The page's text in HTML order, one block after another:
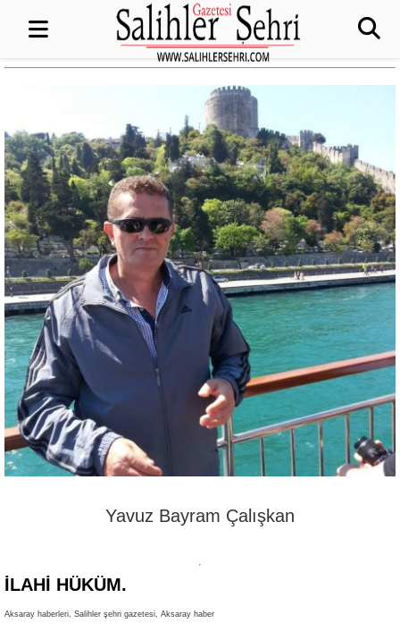
Yavuz Bayram Çalışkan
İLAHİ HÜKÜM.
Aksaray haberleri, Salihler şehri gazetesi, Aksaray haber